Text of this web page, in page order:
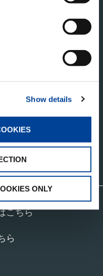
Show details
ONLY
こちら
ら